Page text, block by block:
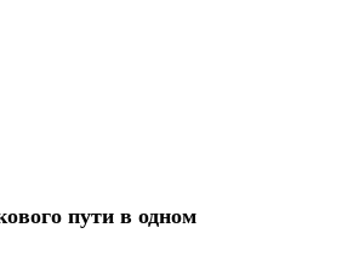
пути в одном